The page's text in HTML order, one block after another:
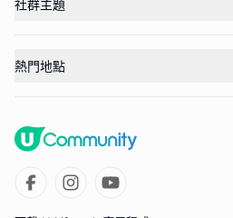
社群主題
熱門地點